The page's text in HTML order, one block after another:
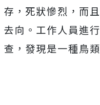
存，死狀慘烈，而
去向。工作人員進
查，發現是一種鳥